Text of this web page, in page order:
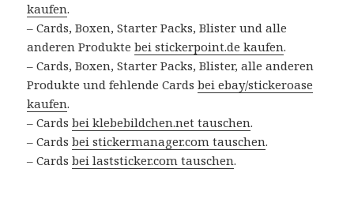
kaufen.
– Cards, Boxen, Starter Packs, Blister und alle
anderen Produktebei stickerpoint.de kaufen.
– Cards, Boxen, Starter Packs, Blister, alle anderen
Produkte und fehlende Cardsbei ebay/stickeroase
kaufen.
– Cardsbei klebebildchen.net tauschen.
– Cardsbei stickermanager.com tauschen.
– Cardsbei laststicker.com tauschen.